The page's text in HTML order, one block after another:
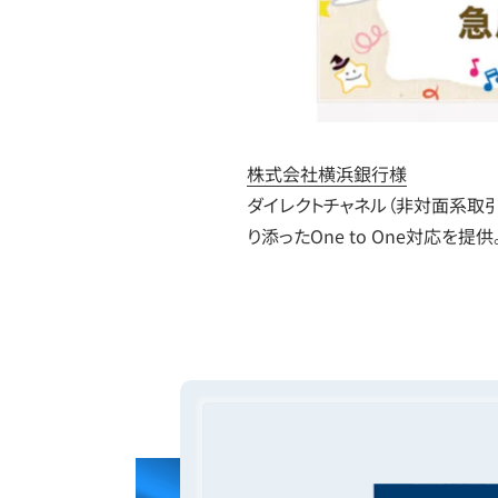
株式会社横浜銀行様
ダイレクトチャネル（非対面系取
り添ったOne to One対応を提供